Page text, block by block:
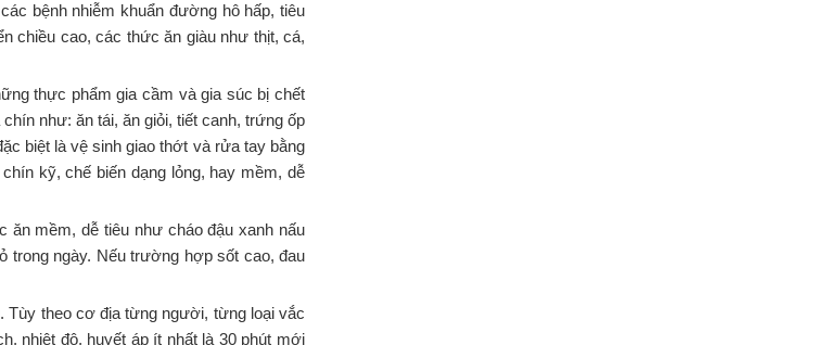
bệnh nhiễm khuẩn đường hô hấp, tiêu
chiều cao, các thức ăn giàu như thịt, cá,
thực phẩm gia cầm và gia súc bị chết
như: ăn tái, ăn giỏi, tiết canh, trứng ốp
biệt là vệ sinh giao thớt và rửa tay bằng
kỹ, chế biến dạng lỏng, hay mềm, dễ
mềm, dễ tiêu như cháo đậu xanh nấu
trong ngày. Nếu trường hợp sốt cao, đau
Tùy theo cơ địa từng người, từng loại vắc
nhiệt độ, huyết áp ít nhất là 30 phút mới